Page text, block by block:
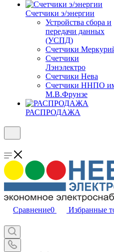
Счетчики э/энергии
Устройства сбора и
передачи данных
(УСПД)
Счетчики
Счетчики
Лэнэлектро
Счетчики Нева
Счетчики ННПО
М.В.Фрунзе
РАСПРОДАЖА
Сравнение0 Избранные